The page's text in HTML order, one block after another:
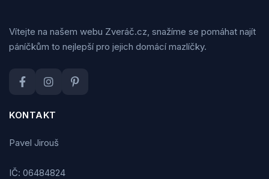
Vítejte na našem webu Zveráč.cz, snažíme se pomáhat najít
páníčkům to nejlepší pro jejich domácí mazlíčky.
KONTAKT
Pavel Jirouš
IČ: 06484824